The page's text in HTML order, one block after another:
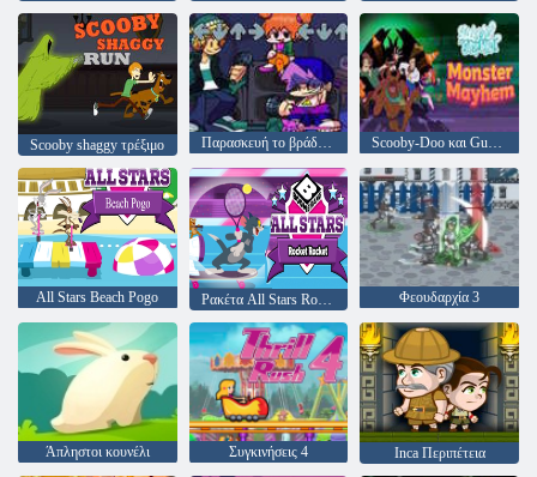
Scooby shaggy τρέξιμο Παρασκευή το βράδυ Funkin vs shaggy d-sides Scooby-Doo και Guess Who; Monster Mayhem
All Stars Beach Pogo Ρακέτα All Stars Rocket Φεουδαρχία 3
Άπληστοι κουνέλι Συγκινήσεις 4 Inca Περιπέτεια